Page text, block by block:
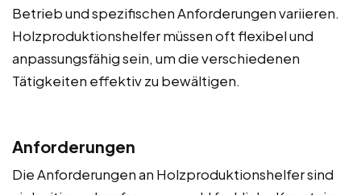
Betrieb und spezifischen Anforderungen variieren.
Holzproduktionshelfer müssen oft flexibel und
anpassungsfähig sein, um die verschiedenen
Tätigkeiten effektiv zu bewältigen.
Anforderungen
Die Anforderungen an Holzproduktionshelfer sind